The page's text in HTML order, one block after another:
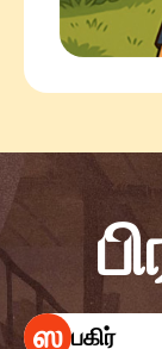
ஸ பகிர்